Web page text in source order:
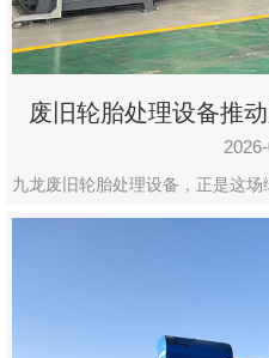
废旧轮胎处理设备推
九龙废旧轮胎处理设备，正是这场